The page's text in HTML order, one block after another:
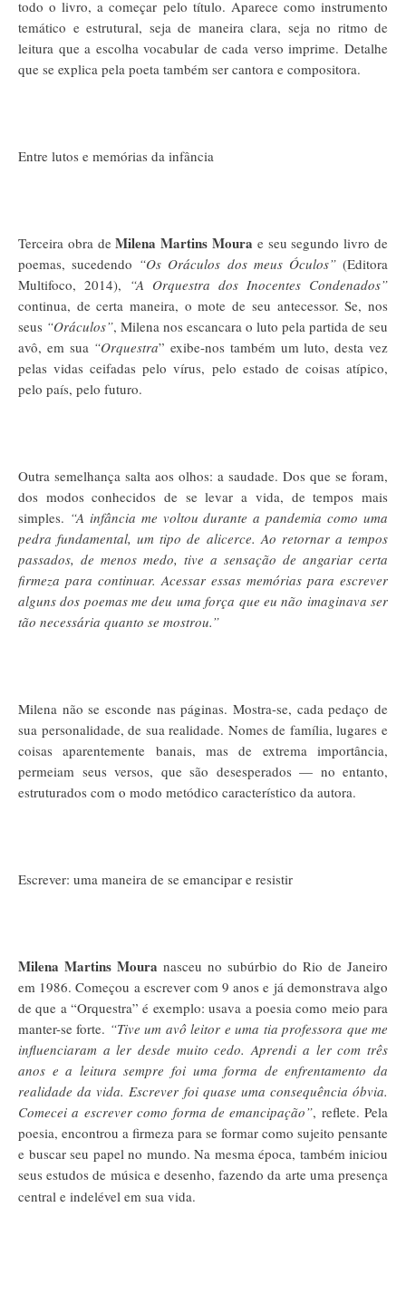
todo o livro, a começar pelo título. Aparece como instrumento
temático e estrutural, seja de maneira clara, seja no ritmo de
leitura que a escolha vocabular de cada verso imprime. Detalhe
que se explica pela poeta também ser cantora e compositora.
Entre lutos e memórias da infância
Terceira obra deMilena Martins Moura e seu segundo livro de
poemas, sucedendo “Os Oráculos dos meus Óculos”(Editora
Multifoco, 2014), “A Orquestra dos Inocentes Condenados”
continua, de certa maneira, o mote de seu antecessor. Se, nos
seus “Oráculos”, Milena nos escancara o luto pela partida de seu
avô, em sua “Orquestra” exibe-nos também um luto, desta vez
pelas vidas ceifadas pelo vírus, pelo estado de coisas atípico,
pelo país, pelo futuro.
Outra semelhança salta aos olhos: a saudade. Dos que se foram,
dos modos conhecidos de se levar a vida, de tempos mais
simples. “A infância me voltou durante a pandemia como uma
pedra fundamental, um tipo de alicerce. Ao retornar a tempos
passados, de menos medo, tive a sensação de angariar certa
firmeza para continuar. Acessar essas memórias para escrever
alguns dos poemas me deu uma força que eu não imaginava ser
tão necessária quanto se mostrou.”
Milena não se esconde nas páginas. Mostra-se, cada pedaço de
sua personalidade, de sua realidade. Nomes de família, lugares e
coisas aparentemente banais, mas de extrema importância,
permeiam seus versos, que são desesperados — no entanto,
estruturados com o modo metódico característico da autora.
Escrever: uma maneira de se emancipar e resistir
Milena Martins Moura nasceu no subúrbio do Rio de Janeiro
em 1986. Começou a escrever com 9 anos e já demonstrava algo
de que a “Orquestra” é exemplo: usava a poesia como meio para
manter-se forte. “Tive um avô leitor e uma tia professora que me
influenciaram a ler desde muito cedo. Aprendi a ler com três
anos e a leitura sempre foi uma forma de enfrentamento da
realidade da vida. Escrever foi quase uma consequência óbvia.
Comecei a escrever como forma de emancipação”, reflete. Pela
poesia, encontrou a firmeza para se formar como sujeito pensante
e buscar seu papel no mundo. Na mesma época, também iniciou
seus estudos de música e desenho, fazendo da arte uma presença
central e indelével em sua vida.